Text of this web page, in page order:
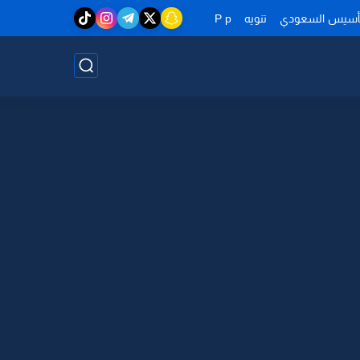
السعودي تنويه P p